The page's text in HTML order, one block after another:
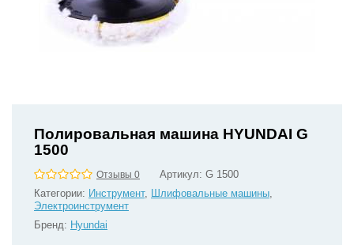
Полировальная машина HYUNDAI G
1500
Отзывы 0 Артикул: G 1500
Категории: Инструмент, Шлифовальные машины,
Электроинструмент
Бренд: Hyundai